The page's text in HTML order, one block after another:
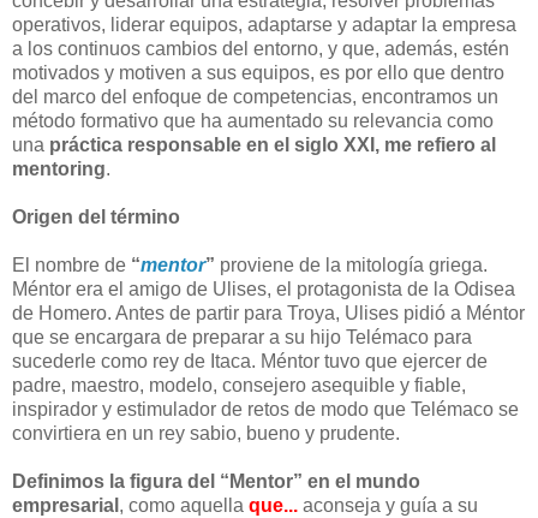
operativos, liderar equipos, adaptarse y adaptar la empresa
a los continuos cambios del entorno, y que, además, estén
motivados y motiven a sus equipos, es por ello que dentro
del marco del enfoque de competencias, encontramos un
método formativo que ha aumentado su relevancia como
una práctica responsable en el siglo XXI, me refiero al
mentoring.
Origen del término
El nombre de “mentor” proviene de la mitología griega.
Méntor era el amigo de Ulises, el protagonista de la Odisea
de Homero. Antes de partir para Troya, Ulises pidió a Méntor
que se encargara de preparar a su hijo Telémaco para
sucederle como rey de Itaca. Méntor tuvo que ejercer de
padre, maestro, modelo, consejero asequible y fiable,
inspirador y estimulador de retos de modo que Telémaco se
convirtiera en un rey sabio, bueno y prudente.
Definimos la figura del “Mentor” en el mundo
empresarial , como aquella que... aconseja y guía a su